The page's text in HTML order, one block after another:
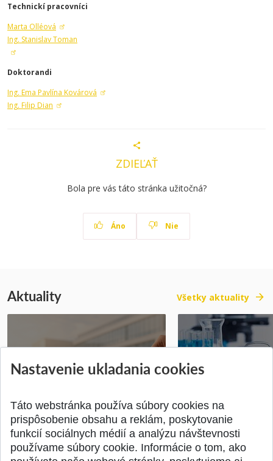
Technickí pracovníci
Marta Olléová
Ing. Stanislav Toman
Doktorandi
Ing. Ema Pavlína Kovárová
Ing. Filip Dian
ZDIEĽAŤ
Bola pre vás táto stránka užitočná?
Áno Nie
Aktuality Všetky aktuality
dekana Fakulty chemickej a
Prihlášky na
inžinierske
Nastavenie ukladania cookies
Táto webstránka používa súbory cookies na
prispôsobenie obsahu a reklám, poskytovanie
funkcií sociálnych médií a analýzu návštevnosti
používame súbory cookie. Informácie o tom, ako